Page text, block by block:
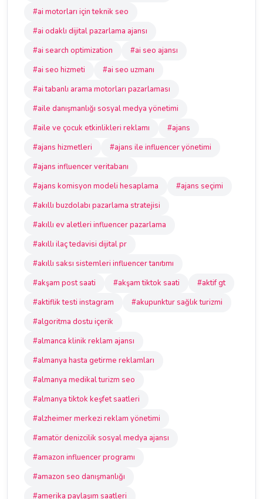
#ai motorları için teknik seo
#ai odaklı dijital pazarlama ajansı
#ai search optimization
#ai seo ajansı
#ai seo hizmeti
#ai seo uzmanı
#ai tabanlı arama motorları pazarlaması
#aile danışmanlığı sosyal medya yönetimi
#aile ve çocuk etkinlikleri reklamı
#ajans
#ajans hizmetleri
#ajans ile influencer yönetimi
#ajans influencer veritabanı
#ajans komisyon modeli hesaplama
#ajans seçimi
#akıllı buzdolabı pazarlama stratejisi
#akıllı ev aletleri influencer pazarlama
#akıllı ilaç tedavisi dijital pr
#akıllı saksı sistemleri influencer tanıtımı
#akşam post saati
#akşam tiktok saati
#aktif gt
#aktiflik testi instagram
#akupunktur sağlık turizmi
#algoritma dostu içerik
#almanca klinik reklam ajansı
#almanya hasta getirme reklamları
#almanya medikal turizm seo
#almanya tiktok keşfet saatleri
#alzheimer merkezi reklam yönetimi
#amatör denizcilik sosyal medya ajansı
#amazon influencer programı
#amazon seo danışmanlığı
#amerika paylaşım saatleri